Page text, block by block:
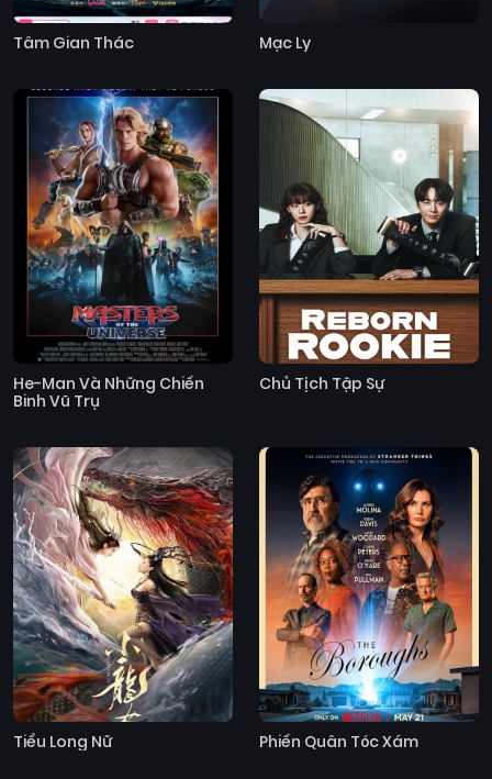
Tâm Gian Thác Mạc Ly
He-Man Và Những Chiến
Binh Vũ Trụ
Chủ Tịch Tập Sự
Tiểu Long Nữ Phiến Quân Tóc Xám